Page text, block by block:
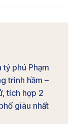
tỷ phú Phạm
trình hầm –
tích hợp 2
giàu nhất